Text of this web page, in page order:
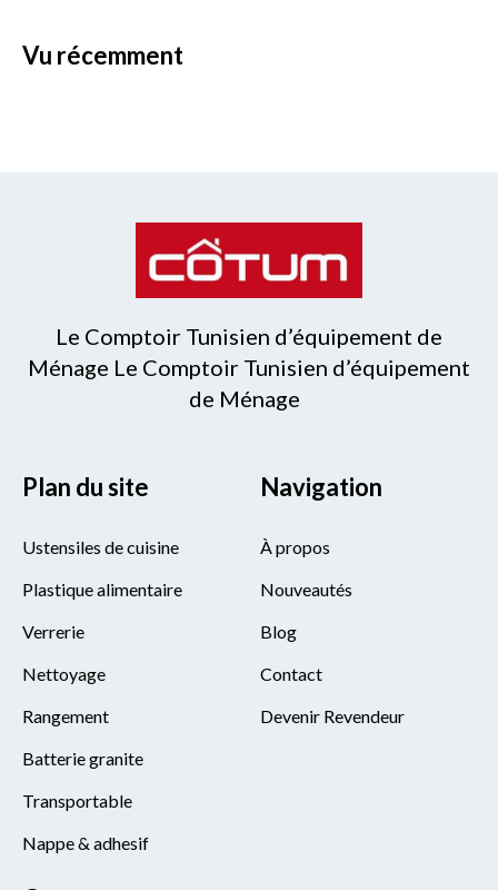
vu récemment
Le Comptoir Tunisien d’équipement de
Ménage Le Comptoir Tunisien d’équipement
de Ménage
Plan du site
Ustensiles de cuisine
Plastique alimentaire
Verrerie
Nettoyage
Rangement
Batterie granite
Transportable
Nappe & adhesif
Navigation
À propos
Nouveautés
Blog
Contact
Devenir Revendeur